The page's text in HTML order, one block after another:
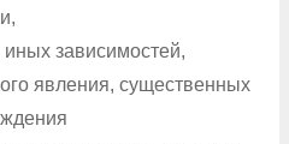
зависимостей,
явления, существенных